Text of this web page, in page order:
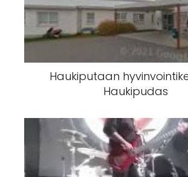
Haukiputaan
Haukipudas